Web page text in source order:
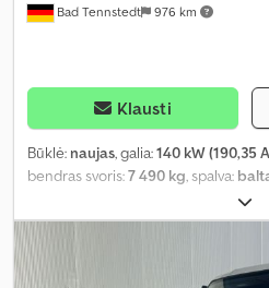
Bad Tennstedt 976 km
Klausti
Būklė: naujas, galia:140 kW (190,35
bendras svoris:7 490 kg, spalva:
ABS, centrinis užraktas,
(ESP), oro kondicionavimas,